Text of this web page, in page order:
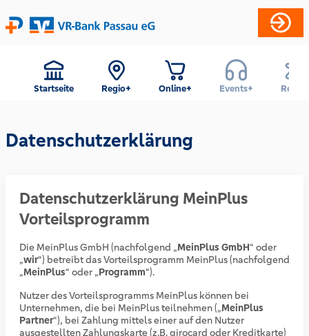
Startseite Regio+ Online+ Events+ Reise+
Datenschutzerklärung
Datenschutzerklärung MeinPlus
Vorteilsprogramm
Die MeinPlus GmbH (nachfolgend „MeinPlus GmbH“ oder
„wir“) betreibt das Vorteilsprogramm MeinPlus (nachfolgend
„MeinPlus“ oder „Programm“).
Nutzer des Vorteilsprogramms MeinPlus können bei
Unternehmen, die bei MeinPlus teilnehmen („MeinPlus
Partner“), bei Zahlung mittels einer auf den Nutzer
ausgestellten Zahlungskarte (z.B. girocard oder Kreditkarte)